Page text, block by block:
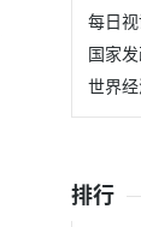
排行